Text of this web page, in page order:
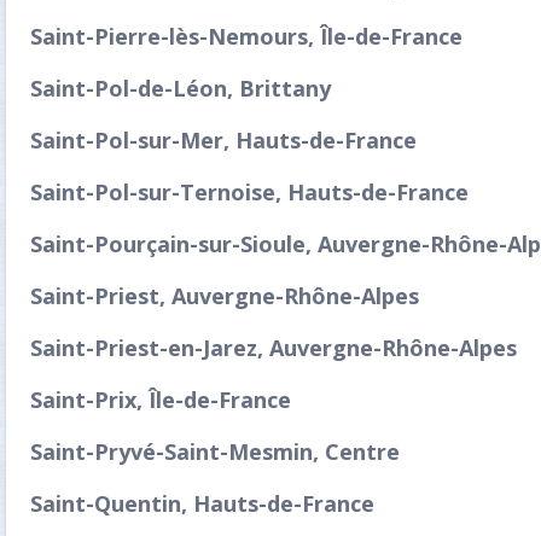
Saint-Pierre-lès-Nemours, Île-de-France
Saint-Pol-de-Léon, Brittany
Saint-Pol-sur-Mer, Hauts-de-France
Saint-Pol-sur-Ternoise, Hauts-de-France
Saint-Pourçain-sur-Sioule, Auvergne-Rhône-
Saint-Priest, Auvergne-Rhône-Alpes
Saint-Priest-en-Jarez, Auvergne-Rhône-Alpes
Saint-Prix, Île-de-France
Saint-Pryvé-Saint-Mesmin, Centre
Saint-Quentin, Hauts-de-France